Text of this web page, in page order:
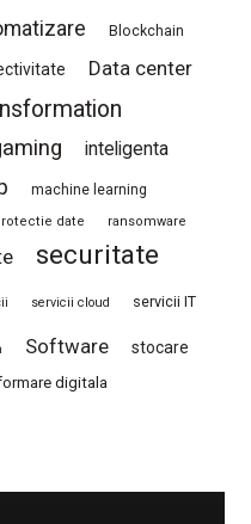
Blockchain
Data center
inteligenta
machine learning
date ransomware
securitate
servicii cloud servicii IT
Software stocare
digitala